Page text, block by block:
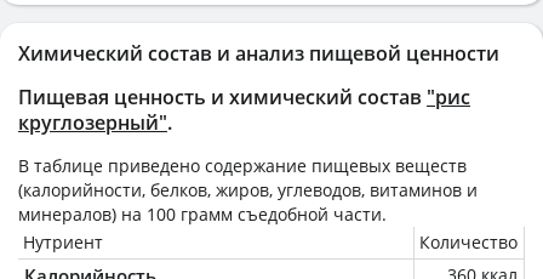
Химический состав и анализ пищевой ценности
Пищевая ценность и химический состав "рис
круглозерный".
В таблице приведено содержание пищевых веществ
(калорийности, белков, жиров, углеводов, витаминов и
минералов) на 100 грамм съедобной части.
Нутриент
Количество